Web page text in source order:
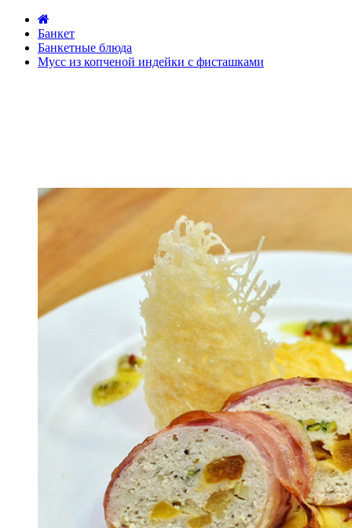
Банкет
Банкетные блюда
Мусс из копченой индейки с фисташками